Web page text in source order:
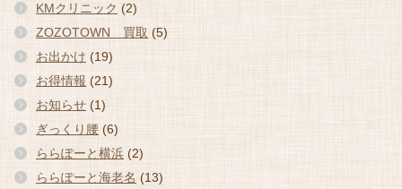
KMクリニック (2)
ZOZOTOWN 買取 (5)
お出かけ (19)
お得情報 (21)
お知らせ (1)
ぎっくり腰 (6)
ららぽーと横浜 (2)
ららぽーと海老名 (13)